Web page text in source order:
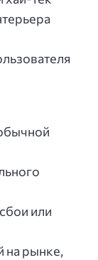
или
на рынке,